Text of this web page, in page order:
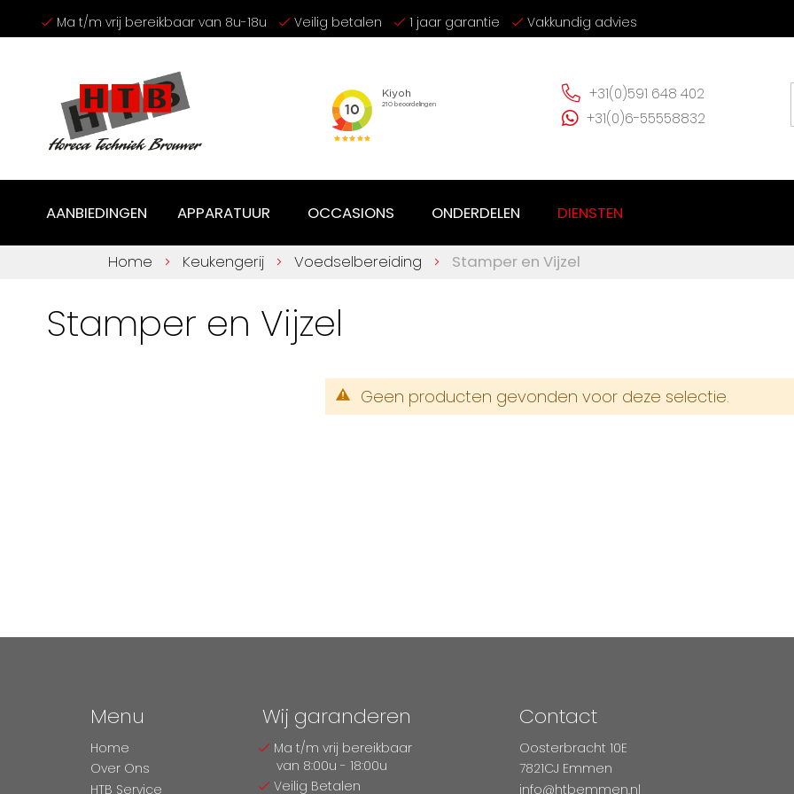
Ga
naar
Ma t/m vrij bereikbaar van 8u-18u Veilig betalen 1 jaar garantie Vakkundig advies
+31(0)591 648 402
+31(0)6-55558832
AANBIEDINGEN APPARATUUR OCCASIONS ONDERDELEN DIENSTEN
Home Keukengerij Voedselbereiding Stamper en Vijzel
Stamper en Vijzel
Geen producten gevonden voor deze selectie.
Menu
Home
Over Ons
HTB Service
Wij garanderen
Ma t/m vrij bereikbaar
van 8:00u - 18:00u
Veilig Betalen
Contact
Oosterbracht 10E
7821CJ Emmen
info@htbemmen.nl